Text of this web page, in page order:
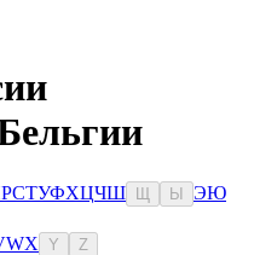
РСТУФХЦЧШ Ы ЭЮ
WX Y Z